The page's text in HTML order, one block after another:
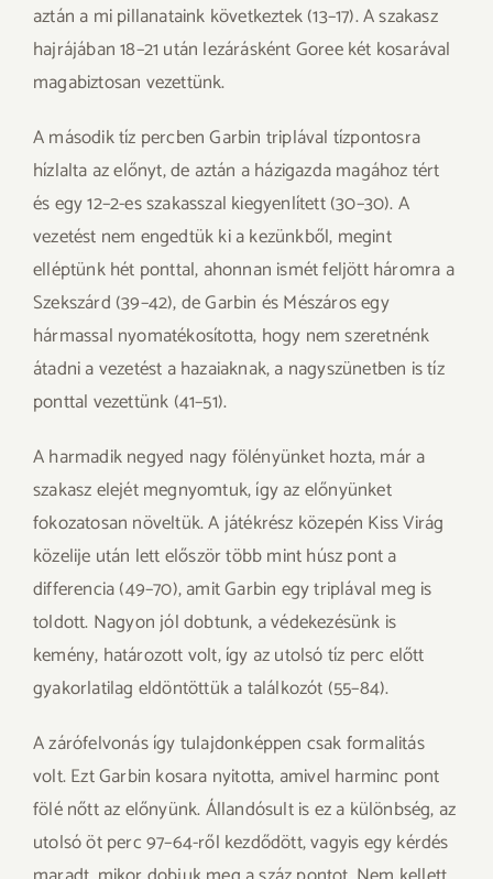
aztán a mi pillanataink következtek (13–17). A szakasz
hajrájában 18–21 után lezárásként Goree két kosarával
magabiztosan vezettünk.
A második tíz percben Garbin triplával tízpontosra
hízlalta az előnyt, de aztán a házigazda magához tért
és egy 12–2-es szakasszal kiegyenlített (30–30). A
vezetést nem engedtük ki a kezünkből, megint
elléptünk hét ponttal, ahonnan ismét feljött háromra a
Szekszárd (39–42), de Garbin és Mészáros egy
hármassal nyomatékosította, hogy nem szeretnénk
átadni a vezetést a hazaiaknak, a nagyszünetben is tíz
ponttal vezettünk (41–51).
A harmadik negyed nagy fölényünket hozta, már a
szakasz elejét megnyomtuk, így az előnyünket
fokozatosan növeltük. A játékrész közepén Kiss Virág
közelije után lett először több mint húsz pont a
differencia (49–70), amit Garbin egy triplával meg is
toldott. Nagyon jól dobtunk, a védekezésünk is
kemény, határozott volt, így az utolsó tíz perc előtt
gyakorlatilag eldöntöttük a találkozót (55–84).
A zárófelvonás így tulajdonképpen csak formalitás
volt. Ezt Garbin kosara nyitotta, amivel harminc pont
fölé nőtt az előnyünk. Állandósult is ez a különbség, az
utolsó öt perc 97–64-ről kezdődött, vagyis egy kérdés